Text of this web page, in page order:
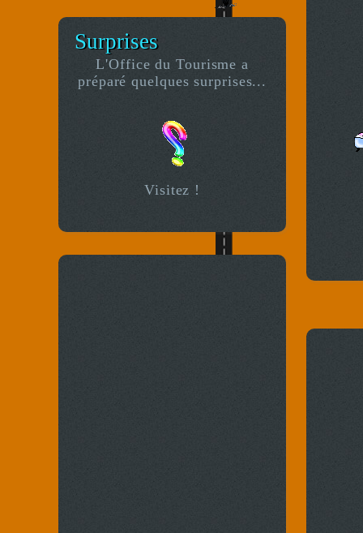
Surprises
L'Office du Tourisme a
préparé quelques surprises...
Visitez !